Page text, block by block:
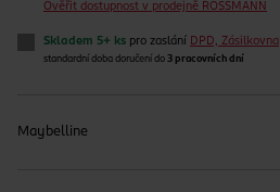
Ověřit dostupnost v prodejně ROSSMANN
Skladem 5+ ks pro zaslání DPD, Zásilkovna
standardní doba doručení do 3 pracovních dní
Maybelline